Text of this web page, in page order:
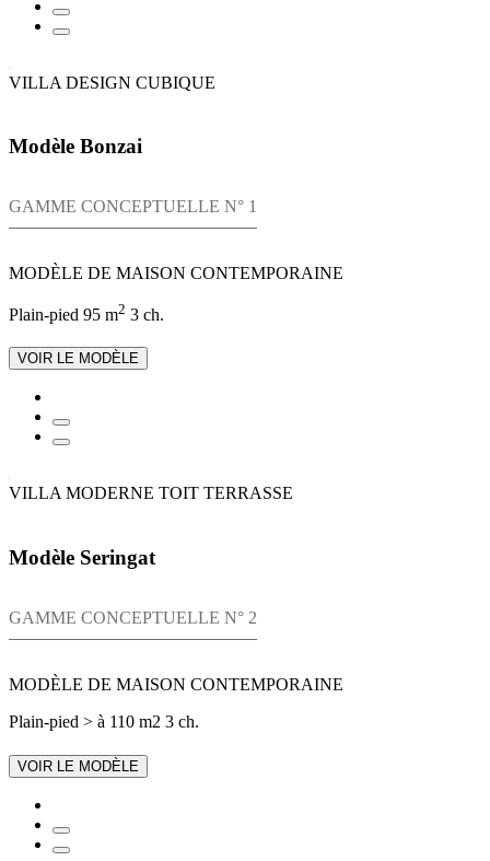
VILLA DESIGN CUBIQUE
Modèle Bonzai
GAMME CONCEPTUELLE N° 1
MODÈLE DE MAISON CONTEMPORAINE
Plain-pied 95 m2 3 ch.
VOIR LE MODÈLE
VILLA MODERNE TOIT TERRASSE
Modèle Seringat
GAMME CONCEPTUELLE N° 2
MODÈLE DE MAISON CONTEMPORAINE
Plain-pied > à 110 m2 3 ch.
VOIR LE MODÈLE